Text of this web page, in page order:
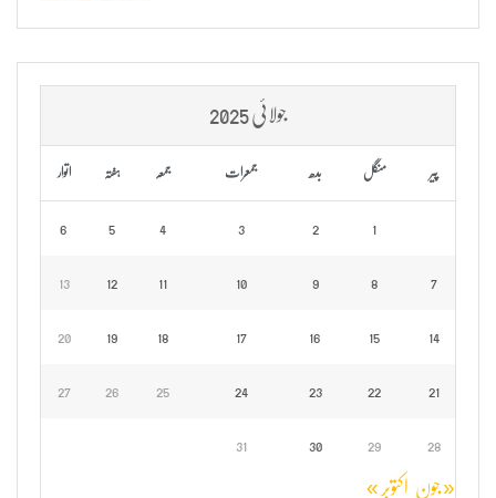
جولائی 2025
پیر منگل بدھ جمعرات جمعہ ہفتہ اتوار
1
2
3
4
5
6
7
8
9
10
11
12
13
14
15
16
17
18
19
20
21
22
23
24
25
26
27
28
29
30
31
« جون اکتوبر »